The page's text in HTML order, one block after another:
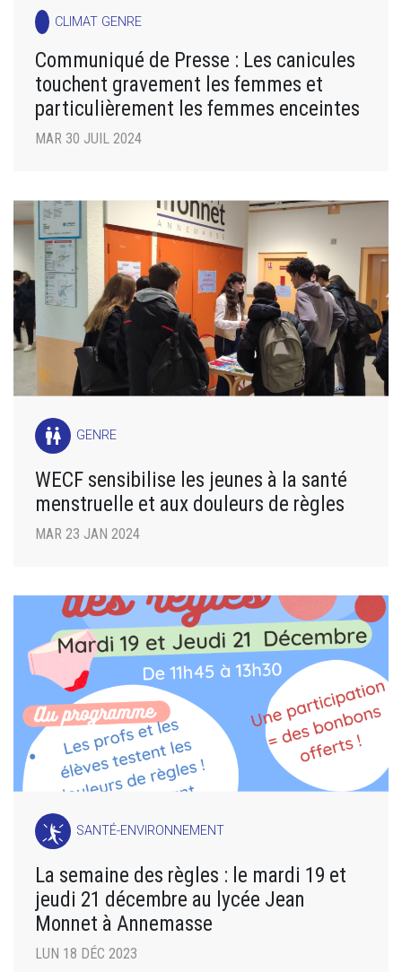
CLIMAT GENRE
Communiqué de Presse : Les canicules
touchent gravement les femmes et
particulièrement les femmes enceintes
MAR 30 JUIL 2024
wc GENRE
WECF sensibilise les jeunes à la santé
menstruelle et aux douleurs de règles
MAR 23 JAN 2024
SANTÉ-ENVIRONNEMENT
La semaine des règles : le mardi 19 et
jeudi 21 décembre au lycée Jean
Monnet à Annemasse
LUN 18 DÉC 2023